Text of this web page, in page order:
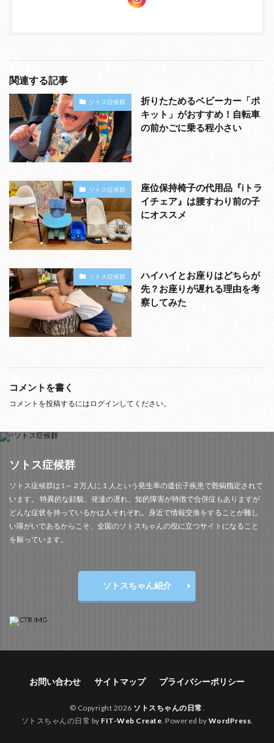
関連する記事
ソトス症候群
折りたためるベビーカー「ポ
キット」がおすすめ！自転車
の前かごに乗る程小さい
ソトス症候群
座位保持椅子の代用品『iトラ
イチェア』は腰すわり前の子
にオススメ
ソトス症候群
ハイハイとお座りはどちらが
先？お座りが遅れる理由を考
察してみた
コメントを書く
コメントを投稿するには ログイン してください。
ソトス症候群
ソトス症候群は1～２万人に１人という発生率の遺伝子疾患で難病指定されて
います。 特異的な顔貌、発達の遅れ、知的障害が特徴で合併症もありますが
どんな症状を持っているかは人それぞれ。身近で情報交換をすることが難し
い障がいであるからこそ、全国のソトスちゃんの役に立つサイトになること
を願っています。
ソトスちゃん紹介
お問い合わせ サイトマップ プライバシーポリシー
© Copyright 2026 ソトスちゃんの日常.
ソトスちゃんの日常 by FIT-Web Create. Powered by WordPress.